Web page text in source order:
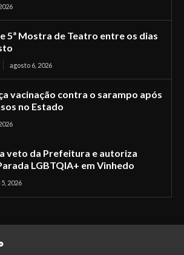
5ª Mostra de Teatro entre os dias
agosto 6, 2026
vacinação contra o sarampo após
no Estado
veto da Prefeitura e autoriza
LGBTQIA+ em Vinhedo
2026